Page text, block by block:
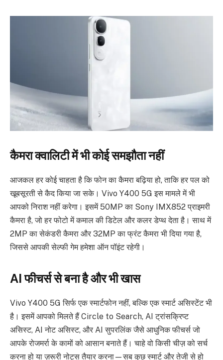
कैमरा क्वालिटी में भी कोई समझौता नहीं
आजकल हर कोई चाहता है कि फोन का कैमरा बढ़िया हो, ताकि हर पल को
खूबसूरती से कैद किया जा सके। Vivo Y400 5G इस मामले में भी
आपको निराश नहीं करेगा। इसमें 50MP का Sony IMX852 प्राइमरी
कैमरा है, जो हर फोटो में कमाल की डिटेल और कलर डेप्थ देता है। साथ में
2MP का सेकंडरी कैमरा और 32MP का फ्रंट कैमरा भी दिया गया है,
जिससे आपकी सेल्फी गेम हमेशा ऑन पॉइंट रहेगी।
AI फीचर्स से बना है और भी खास
Vivo Y400 5G सिर्फ एक स्मार्टफोन नहीं, बल्कि एक स्मार्ट असिस्टेंट भी
है। इसमें आपको मिलते हैं Circle to Search, AI ट्रांसक्रिप्ट
असिस्ट, AI नोट असिस्ट, और AI सुपरलिंक जैसे आधुनिक फीचर्स जो
आपके रोजमर्रा के कामों को आसान बनाते हैं। चाहे वो किसी चीज़ को सर्च
करना हो या ज़रूरी नोट्स तैयार करना—सब कुछ स्मार्ट और तेजी से हो